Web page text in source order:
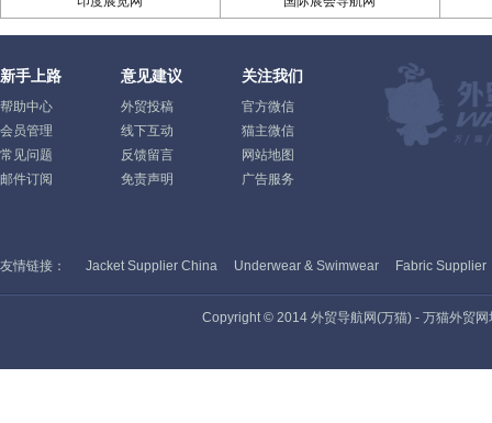
新手上路
帮助中心
会员管理
常见问题
邮件订阅
意见建议
外贸投稿
线下互动
反馈留言
免责声明
关注我们
官方微信
猫主微信
网站地图
广告服务
友情链接： Jacket Supplier China Underwear & Swimwear Fabric Supplier
Copyright © 2014 外贸导航网(万猫) - 万猫外贸